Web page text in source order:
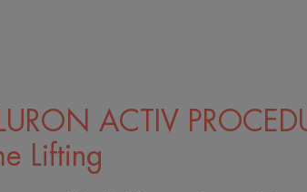
ACTIV
Lifting